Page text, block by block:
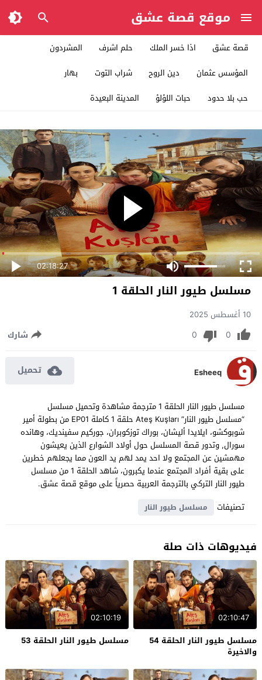
موقع قصة عشق
قصة عشق اذا خسر الملك حلم اشرف
المشردون
المؤسس عثمان
دين الروح شراب التوت
بهار
حب بلا حدود
حبات اللؤلؤ المدينة البعيدة
02:18:27
مسلسل طيور النار الحلقة 1
10 أغسطس 2025
0
0 شارك
Esheeq تحميل
مسلسل طيور النار الحلقة 1 مترجمة مشاهدة وتحميل مسلسل
“مسلسل طيور النار” Ateş Kuşları حلقة 1 كاملة EP01 من بطولة أمير
شوبوكشو، ايلايدا أليشان، بوراك توزكوبران، جوركيم سفينديك، وهانده
سورال, وتدور قصة المسلسل حول أولاد الشوارع الذين يعيشون
مهمشين عن المجتمع ولا احد يمد لهم يد العون مما يجعلهم خطرين
على بقية أفراد المجتمع عندما يكبرون، شاهد الحلقة 1 من مسلسل
طيور النار التركي بالترجمة العربية حصرياً على موقع قصة عشق.
تصنيفات
مسلسل طيور النار
فيديوهات ذات صلة
02:10:47
مسلسل طيور النار الحلقة 54
والاخيرة
02:10:19
مسلسل طيور النار الحلقة 53